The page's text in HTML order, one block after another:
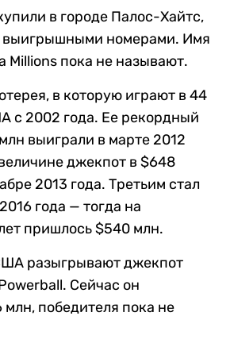
в городе Палос-Хайтс,
выигрышными номерами. Имя
Millions пока не называют.
в которую играют в 44
с 2002 года. Ее рекордный
выиграли в марте 2012
джекпот в $648
2013 года. Третьим стал
года — тогда на
пришлось $540 млн.
разыгрывают джекпот
Сейчас он
млн, победителя пока не